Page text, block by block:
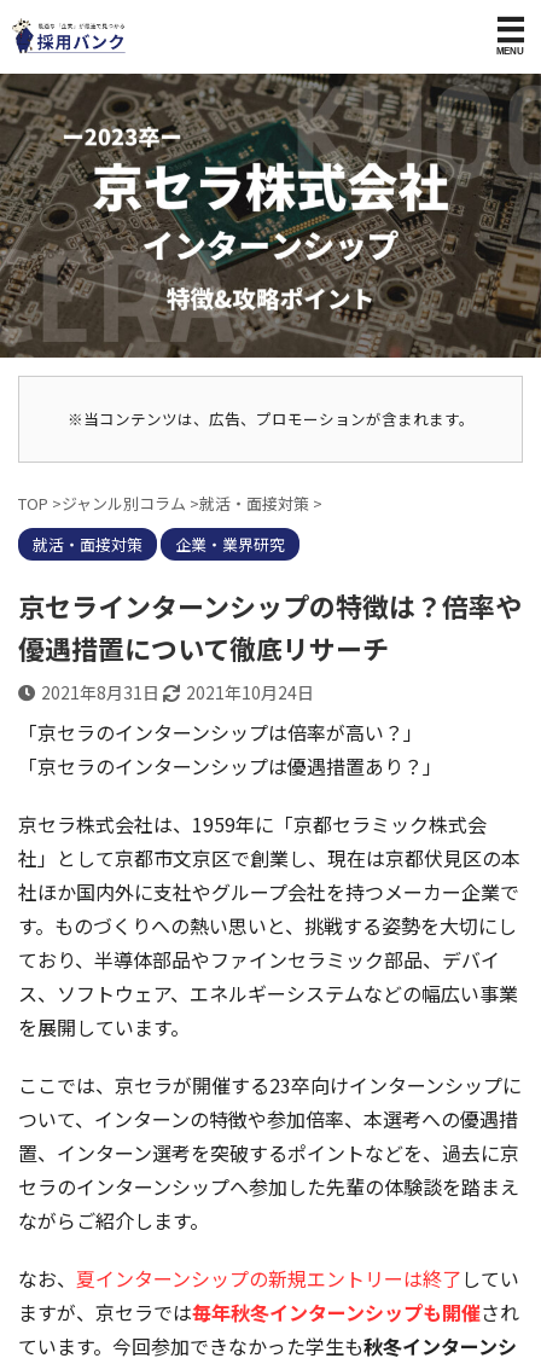
※当コンテンツは、広告、プロモーションが含まれます。
TOP >ジャンル別コラム >就活・面接対策 >
就活・面接対策
企業・業界研究
京セラインターンシップの特徴は？倍率や
優遇措置について徹底リサーチ
2021年8月31日 2021年10月24日
「京セラのインターンシップは倍率が高い？」
「京セラのインターンシップは優遇措置あり？」
京セラ株式会社は、1959年に「京都セラミック株式会
社」として京都市文京区で創業し、現在は京都伏見区の本
社ほか国内外に支社やグループ会社を持つメーカー企業で
す。ものづくりへの熱い思いと、挑戦する姿勢を大切にし
ており、半導体部品やファインセラミック部品、デバイ
ス、ソフトウェア、エネルギーシステムなどの幅広い事業
を展開しています。
ここでは、京セラが開催する23卒向けインターンシップに
ついて、インターンの特徴や参加倍率、本選考への優遇措
置、インターン選考を突破するポイントなどを、過去に京
セラのインターンシップへ参加した先輩の体験談を踏まえ
ながらご紹介します。
なお、 夏インターンシップの新規エントリーは終了してい
ますが、京セラでは毎年秋冬インターンシップも開催され
ています。今回参加できなかった学生も秋冬インターンシ